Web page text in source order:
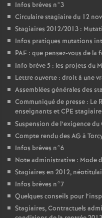
Infos brèves n°3
Circulaire stagiaire du 12 nov
Stagiaires 2012/2013 :
Infos pratiques mutations
PAF : que pensez-vous de
Info brève 5 : les projets du
Lettre ouverte : droit à une
Assemblées générales des
Communiqué de presse : Le
enseignants etCPE
Suspension de l’exigence du
Compte rendu des AG à
Infos brèves n°6
Note administrative : Mode
Stagiaires en 2012,
Infos brèves n°7
Quelques conseils pour
Stagiaires, Contractuels